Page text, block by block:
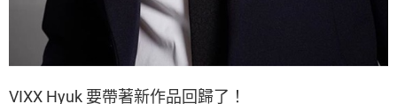
VIXX Hyuk 要帶著新作品回歸了！